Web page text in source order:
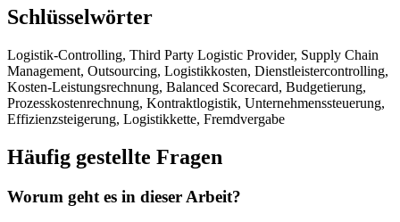
Schlüsselwörter
Logistik-Controlling, Third Party Logistic Provider, Supply Chain
Management, Outsourcing, Logistikkosten, Dienstleistercontrolling,
Kosten-Leistungsrechnung, Balanced Scorecard, Budgetierung,
Prozesskostenrechnung, Kontraktlogistik, Unternehmenssteuerung,
Effizienzsteigerung, Logistikkette, Fremdvergabe
Häufig gestellte Fragen
Worum geht es in dieser Arbeit?